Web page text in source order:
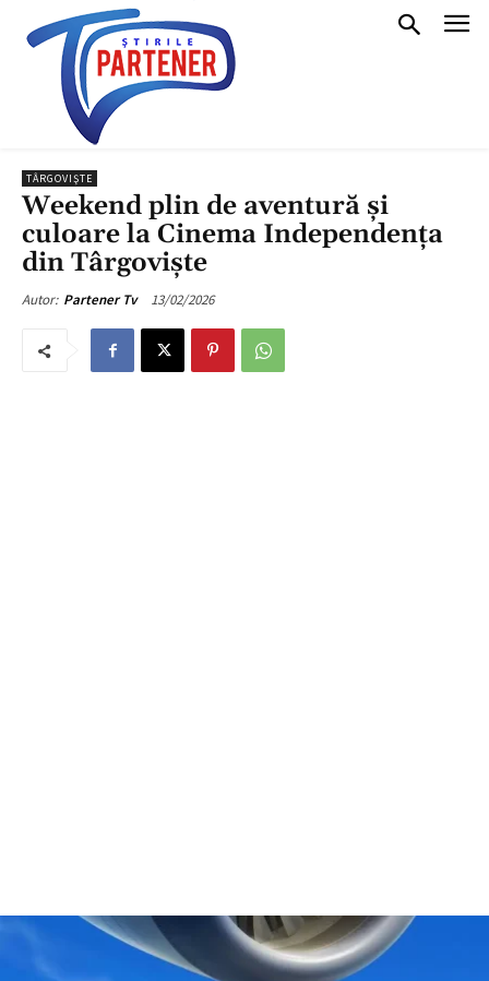
TÂRGOVIŞTE
Weekend plin de aventură și
culoare la Cinema Independența
din Târgoviște
Autor: Partener Tv 13/02/2026